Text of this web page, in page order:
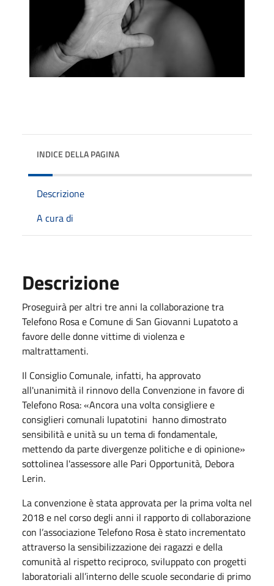
INDICE DELLA PAGINA
Descrizione
A cura di
Descrizione
Proseguirà per altri tre anni la collaborazione tra
Telefono Rosa e Comune di San Giovanni Lupatoto a
favore delle donne vittime di violenza e
maltrattamenti.
Il Consiglio Comunale, infatti, ha approvato
all'unanimità il rinnovo della Convenzione in favore di
Telefono Rosa: «Ancora una volta consigliere e
consiglieri comunali lupatotini hanno dimostrato
sensibilità e unità su un tema di fondamentale,
mettendo da parte divergenze politiche e di opinione»
sottolinea l'assessore alle Pari Opportunità, Debora
Lerin.
La convenzione è stata approvata per la prima volta nel
2018 e nel corso degli anni il rapporto di collaborazione
con l’associazione Telefono Rosa è stato incrementato
attraverso la sensibilizzazione dei ragazzi e della
comunità al rispetto reciproco, sviluppato con progetti
laboratoriali all’interno delle scuole secondarie di primo